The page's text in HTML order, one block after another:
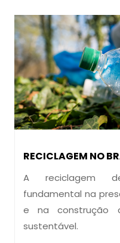
RECICLAGEM NO
A reciclagem
fundamental na
e na construção
sustentável.